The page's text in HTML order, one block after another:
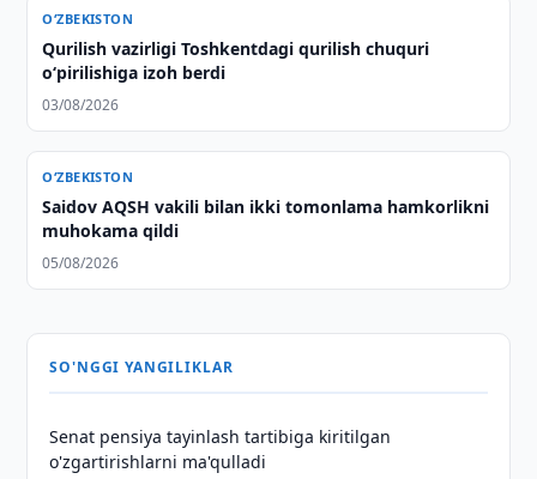
O‘ZBEKISTON
Qurilish vazirligi Toshkentdagi qurilish chuquri
o‘pirilishiga izoh berdi
03/08/2026
O‘ZBEKISTON
Saidov AQSH vakili bilan ikki tomonlama hamkorlikni
muhokama qildi
05/08/2026
SO'NGGI YANGILIKLAR
Senat pensiya tayinlash tartibiga kiritilgan
o'zgartirishlarni ma'qulladi